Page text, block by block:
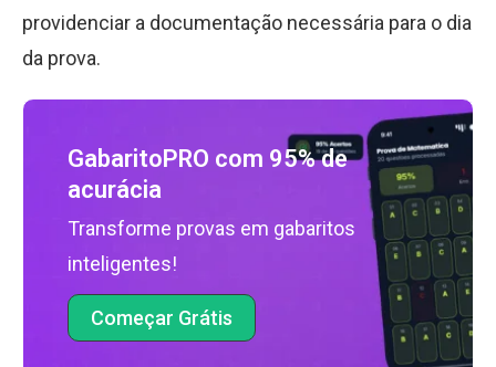
providenciar a documentação necessária para o dia
da prova.
GabaritoPRO com 95% de
acurácia
Transforme provas em gabaritos
inteligentes!
Começar Grátis